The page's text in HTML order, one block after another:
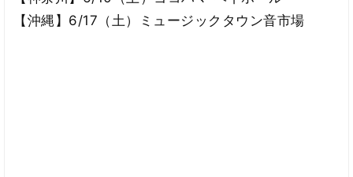
【沖縄】6/17（土）ミュージックタウン音市場